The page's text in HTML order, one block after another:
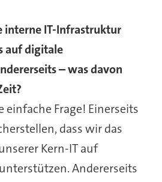
interne IT-Infrastruktur
auf digitale
– was davon
einfache Frage! Einerseits
dass wir das
Kern-IT auf
Andererseits